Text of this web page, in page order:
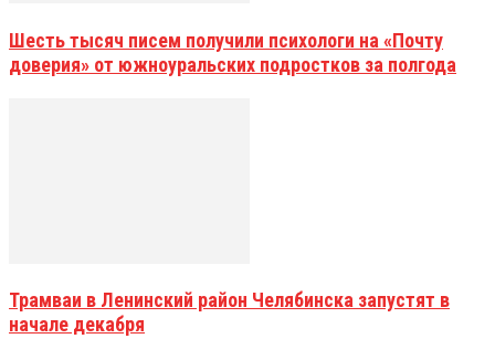
Шесть тысяч писем получили психологи на «Почту
доверия» от южноуральских подростков за полгода
Трамваи в Ленинский район Челябинска запустят в
начале декабря